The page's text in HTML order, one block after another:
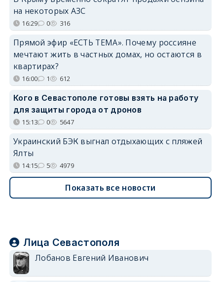
на некоторых АЗС
16:29 0 316
Прямой эфир «ЕСТЬ ТЕМА». Почему россияне
мечтают жить в частных домах, но остаются в
квартирах?
16:00 1 612
Кого в Севастополе готовы взять на работу
для защиты города от дронов
15:13 0 5647
Украинский БЭК выгнал отдыхающих с пляжей
Ялты
14:15 5 4979
Показать все новости
Лица Севастополя
Лобанов Евгений Иванович